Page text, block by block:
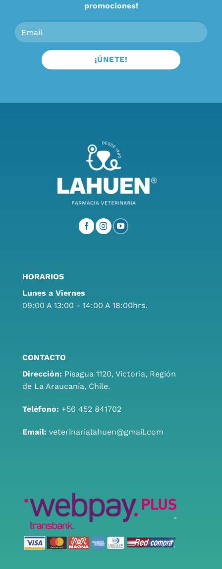
promociones!
HORARIOS
Lunes a Viernes
09:00 A 13:00 - 14:00 A 18:00hrs.
CONTACTO
Dirección: Pisagua 1120, Victoria, Región
de La Araucanía, Chile.
Teléfono: +56 452 841702
Email: veterinarialahuen@gmail.com